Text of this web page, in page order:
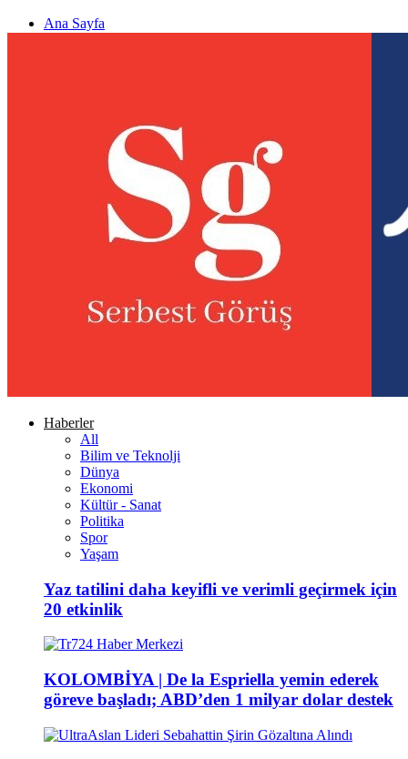
Ana Sayfa
Haberler
All
Bilim ve Teknolji
Dünya
Ekonomi
Kültür - Sanat
Politika
Spor
Yaşam
Yaz tatilini daha keyifli ve verimli geçirmek için
20 etkinlik
KOLOMBİYA | De la Espriella yemin ederek
göreve başladı; ABD’den 1 milyar dolar destek